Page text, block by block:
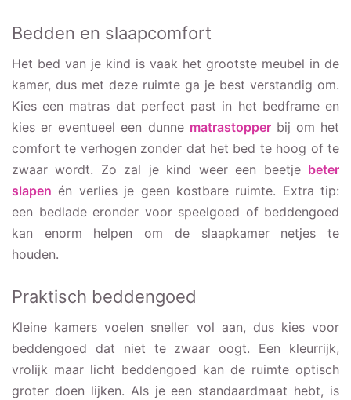
Bedden en slaapcomfort
Het bed van je kind is vaak het grootste meubel in de
kamer, dus met deze ruimte ga je best verstandig om.
Kies een matras dat perfect past in het bedframe en
kies er eventueel een dunne matrastopperbij om het
comfort te verhogen zonder dat het bed te hoog of te
zwaar wordt. Zo zal je kind weer een beetje beter
slapen én verlies je geen kostbare ruimte. Extra tip:
een bedlade eronder voor speelgoed of beddengoed
kan enorm helpen om de slaapkamer netjes te
houden.
Praktisch beddengoed
Kleine kamers voelen sneller vol aan, dus kies voor
beddengoed dat niet te zwaar oogt. Een kleurrijk,
vrolijk maar licht beddengoed kan de ruimte optisch
groter doen lijken. Als je een standaardmaat hebt, is